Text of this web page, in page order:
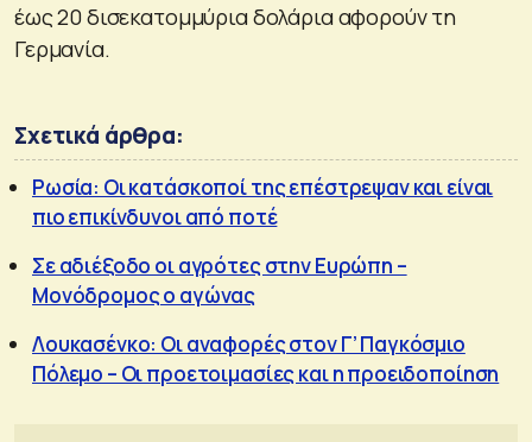
έως 20 δισεκατομμύρια δολάρια αφορούν τη
Γερμανία.
Σχετικά άρθρα:
Ρωσία: Οι κατάσκοποί της επέστρεψαν και είναι
πιο επικίνδυνοι από ποτέ
Σε αδιέξοδο οι αγρότες στην Ευρώπη –
Μονόδρομος ο αγώνας
Λουκασένκο: Οι αναφορές στον Γ’ Παγκόσμιο
Πόλεμο – Οι προετοιμασίες και η προειδοποίηση